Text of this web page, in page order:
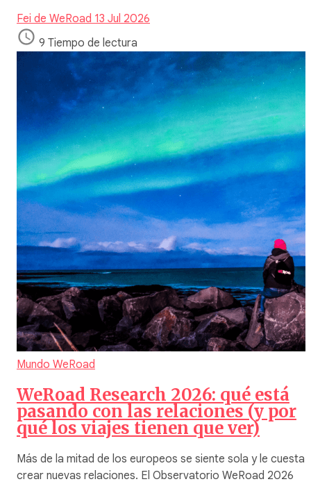
Fei de WeRoad 13 Jul 2026
9 Tiempo de lectura
Mundo WeRoad
WeRoad Research 2026: qué está
pasando con las relaciones (y por
qué los viajes tienen que ver)
Más de la mitad de los europeos se siente sola y le cuesta
crear nuevas relaciones. El Observatorio WeRoad 2026